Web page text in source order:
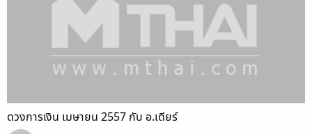
ดวงการเงิน เมษายน 2557 กับ อ.เดียร์